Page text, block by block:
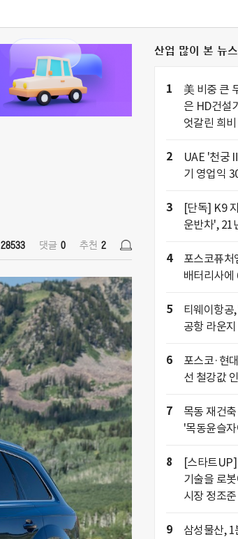
28533 댓글 0 추천 2
산업 많이 본 뉴스